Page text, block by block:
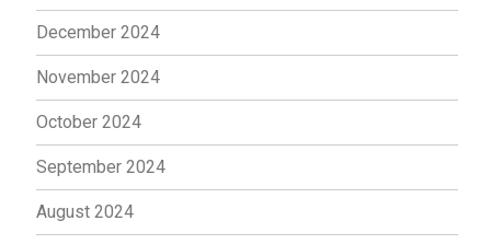
December 2024
November 2024
October 2024
September 2024
August 2024